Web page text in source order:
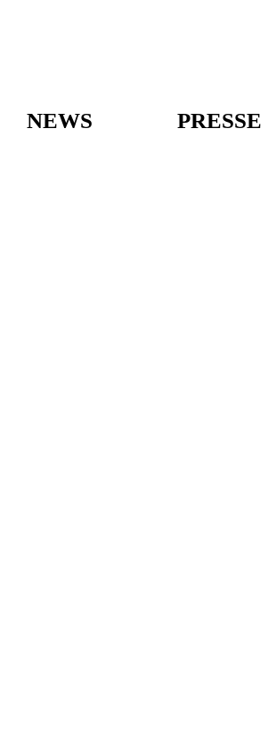
NEWS PRESSE